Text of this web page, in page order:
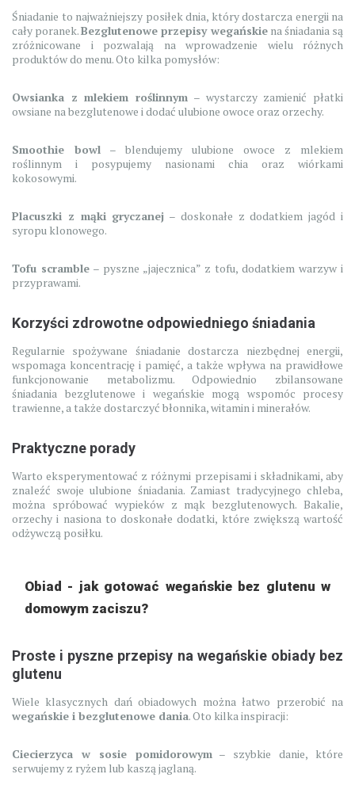
Śniadanie to najważniejszy posiłek dnia, który dostarcza energii na
cały poranek.Bezglutenowe przepisy wegańskiena śniadania są
zróżnicowane i pozwalają na wprowadzenie wielu różnych
produktów do menu. Oto kilka pomysłów:
Owsianka z mlekiem roślinnym – wystarczy zamienić płatki
owsiane na bezglutenowe i dodać ulubione owoce oraz orzechy.
Smoothie bowl – blendujemy ulubione owoce z mlekiem
roślinnym i posypujemy nasionami chia oraz wiórkami
kokosowymi.
Placuszki z mąki gryczanej – doskonałe z dodatkiem jagód i
syropu klonowego.
Tofu scramble – pyszne „jajecznica” z tofu, dodatkiem warzyw i
przyprawami.
Korzyści zdrowotne odpowiedniego śniadania
Regularnie spożywane śniadanie dostarcza niezbędnej energii,
wspomaga koncentrację i pamięć, a także wpływa na prawidłowe
funkcjonowanie metabolizmu. Odpowiednio zbilansowane
śniadania bezglutenowe i wegańskie mogą wspomóc procesy
trawienne, a także dostarczyć błonnika, witamin i minerałów.
Praktyczne porady
Warto eksperymentować z różnymi przepisami i składnikami, aby
znaleźć swoje ulubione śniadania. Zamiast tradycyjnego chleba,
można spróbować wypieków z mąk bezglutenowych. Bakalie,
orzechy i nasiona to doskonałe dodatki, które zwiększą wartość
odżywczą posiłku.
Obiad - jak gotować wegańskie bez glutenu w
domowym zaciszu?
Proste i pyszne przepisy na wegańskie obiady bez
glutenu
Wiele klasycznych dań obiadowych można łatwo przerobić na
wegańskie i bezglutenowe dania. Oto kilka inspiracji:
Ciecierzyca w sosie pomidorowym– szybkie danie, które
serwujemy z ryżem lub kaszą jaglaną.